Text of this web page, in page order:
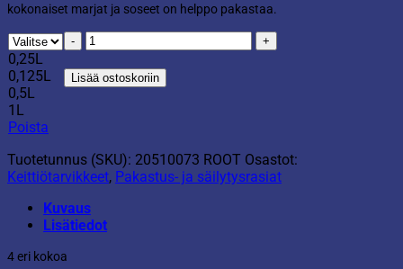
kokonaiset marjat ja soseet on helppo pakastaa.
0,25L
0,125L
0,5L
1L
Poista
Pakastuspullo
määrä
Lisää ostoskoriin
Tuotetunnus (SKU): 20510073 ROOT Osastot:
Keittiötarvikkeet, Pakastus- ja säilytysrasiat
Kuvaus
Lisätiedot
4 eri kokoa